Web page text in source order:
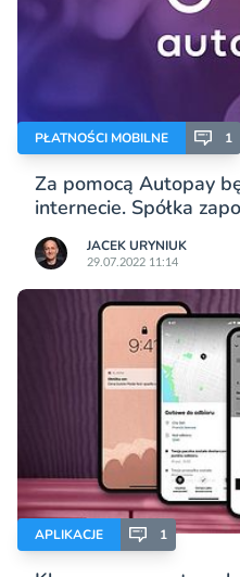
PŁATNOŚCI MOBILNE 1
Za pomocą Autopay
internecie. Spółka
JACEK URYNIUK
29.07.2022 11:14
APLIKACJE 1